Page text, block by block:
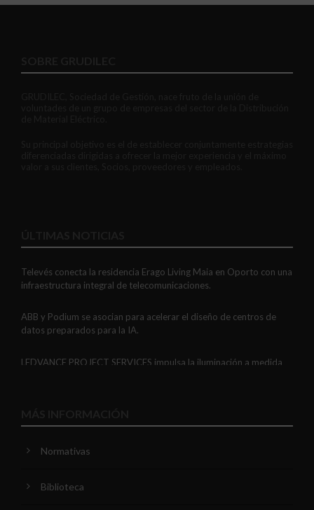
Televés conecta la residencia Erago Living Maia en Oporto con una
infraestructura integral de telecomunicaciones.
ABB y Podium se asocian para acelerar el diseño de centros de
datos preparados para la IA.
LEDVANCE PROJECT SERVICES impulsa la iluminación a medida
ADIME se incorpora al Comité de Dirección de EUEW para
Normativas
Biblioteca